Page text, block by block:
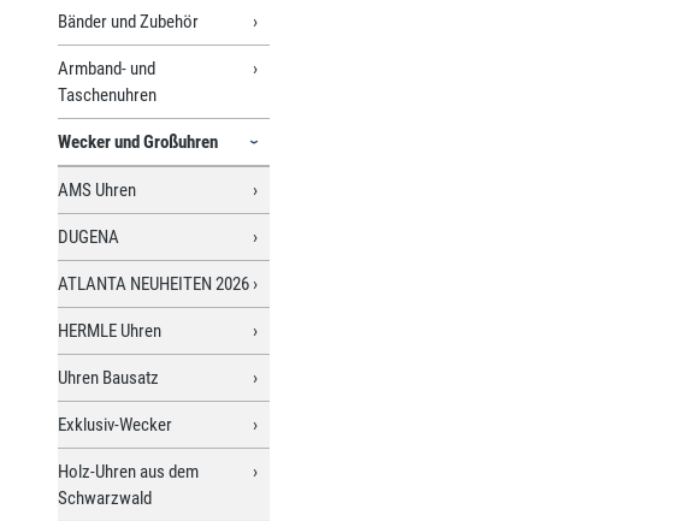
Bänder und Zubehör
Armband- und
Taschenuhren
Wecker und Großuhren
AMS Uhren
DUGENA
ATLANTA NEUHEITEN 2026
HERMLE Uhren
Uhren Bausatz
Exklusiv-Wecker
Holz-Uhren aus dem
Schwarzwald